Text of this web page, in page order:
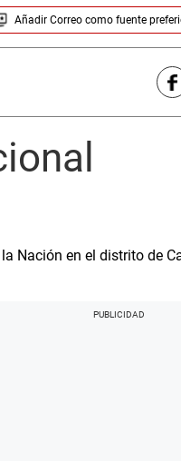
Añadir Correocomo fuente
Nación en el distrito de